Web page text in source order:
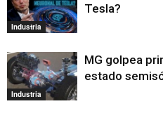
Industria
Tesla?
Industria
MG golpea
estado